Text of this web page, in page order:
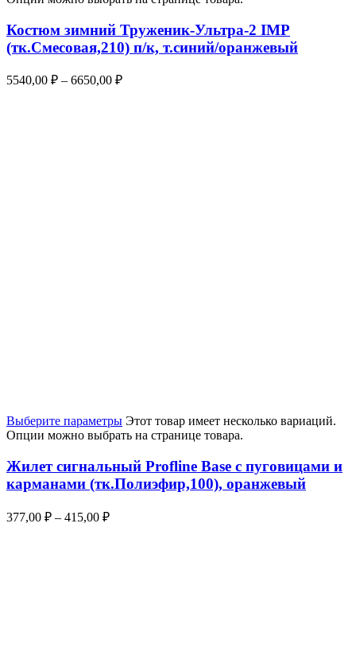
Костюм зимний Труженик-Ультра-2 IMP
(тк.Смесовая,210) п/к, т.синий/оранжевый
5540,00 ₽ – 6650,00 ₽
Выберите параметры Этот товар имеет несколько вариаций.
Опции можно выбрать на странице товара.
Жилет сигнальный Profline Base с пуговицами и
карманами (тк.Полиэфир,100), оранжевый
377,00 ₽ – 415,00 ₽